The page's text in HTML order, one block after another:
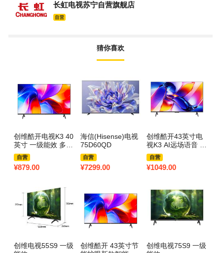
长虹电视苏宁自营旗舰店
猜你喜欢
创维酷开电视K3 40
英寸 一级能效 多重
健康护眼全面屏智
能投屏电视 40P3F
自营
¥879.00
海信(Hisense)电视
75D60QD
自营
¥7299.00
创维酷开43英寸电
视K3 AI远场语音 一
级能效 多重健康护
眼 智能便捷投屏 高
清全面屏电视机 43
自营
¥1049.00
创维电视55S9 一级
创维酷开 43英寸节
创维电视75S9 一级